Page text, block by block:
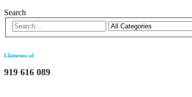
Search
Llámenos al
919 616 089